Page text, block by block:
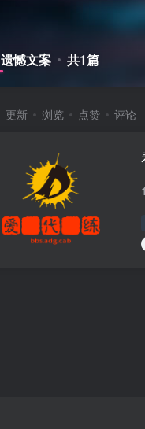
遗憾文案 共1篇
更新 浏览 点赞 评论